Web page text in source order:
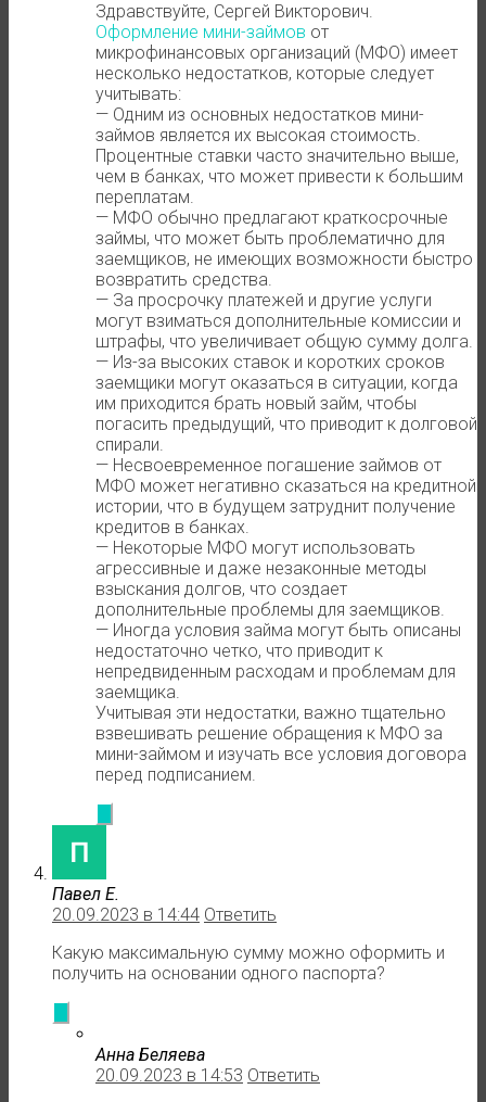
Здравствуйте, Сергей Викторович.
Оформление мини-займов от
микрофинансовых организаций (МФО) имеет
несколько недостатков, которые следует
учитывать:
— Одним из основных недостатков мини-
займов является их высокая стоимость.
Процентные ставки часто значительно выше,
чем в банках, что может привести к большим
переплатам.
— МФО обычно предлагают краткосрочные
займы, что может быть проблематично для
заемщиков, не имеющих возможности быстро
возвратить средства.
— За просрочку платежей и другие услуги
могут взиматься дополнительные комиссии и
штрафы, что увеличивает общую сумму долга.
— Из-за высоких ставок и коротких сроков
заемщики могут оказаться в ситуации, когда
им приходится брать новый займ, чтобы
погасить предыдущий, что приводит к долговой
спирали.
— Несвоевременное погашение займов от
МФО может негативно сказаться на кредитной
истории, что в будущем затруднит получение
кредитов в банках.
— Некоторые МФО могут использовать
агрессивные и даже незаконные методы
взыскания долгов, что создает
дополнительные проблемы для заемщиков.
— Иногда условия займа могут быть описаны
недостаточно четко, что приводит к
непредвиденным расходам и проблемам для
заемщика.
Учитывая эти недостатки, важно тщательно
взвешивать решение обращения к МФО за
мини-займом и изучать все условия договора
перед подписанием.
Павел Е.
20.09.2023 в 14:44 Ответить
Какую максимальную сумму можно оформить и
получить на основании одного паспорта?
Анна Беляева
20.09.2023 в 14:53 Ответить